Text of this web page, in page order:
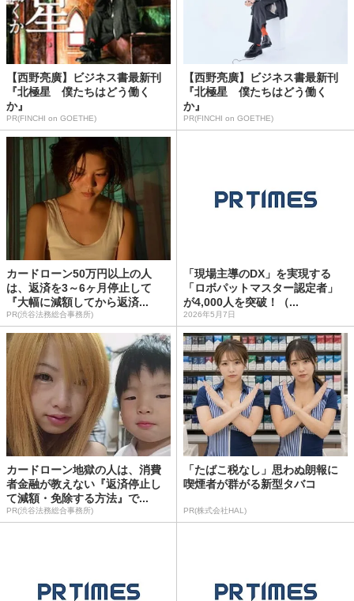
【西野亮廣】ビジネス書最新刊
『北極星 僕たちはどう働く
か』
PR(FINCHI on GOETHE)
【西野亮廣】ビジネス書最新刊
『北極星 僕たちはどう働く
か』
PR(FINCHI on GOETHE)
カードローン50万円以上の人
は、返済を3～6ヶ月停止して
『大幅に減額してから返済...
PR(渋谷法務総合事務所)
「現場主導のDX」を実現する
「ロボパットマスター認定者」
が4,000人を突破！（...
2026年5月7日
カードローン地獄の人は、消費
者金融が教えない『返済停止し
て減額・免除する方法』で...
PR(渋谷法務総合事務所)
「たばこ税なし」思わぬ朗報に
喫煙者が群がる新型タバコ
PR(株式会社HAL)